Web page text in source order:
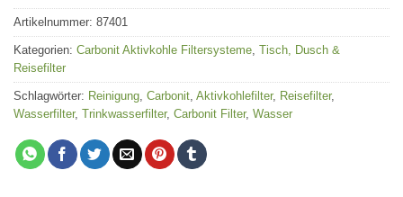
Artikelnummer: 87401
Kategorien: Carbonit Aktivkohle Filtersysteme, Tisch, Dusch &
Reisefilter
Schlagwörter: Reinigung, Carbonit, Aktivkohlefilter, Reisefilter,
Wasserfilter, Trinkwasserfilter, Carbonit Filter, Wasser